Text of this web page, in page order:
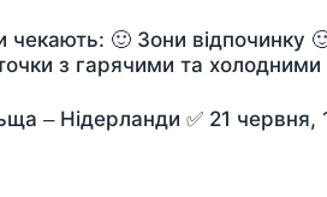
чекають: 🙂 Зони відпочинку
з гарячими та
– Нідерланди ✅ 21